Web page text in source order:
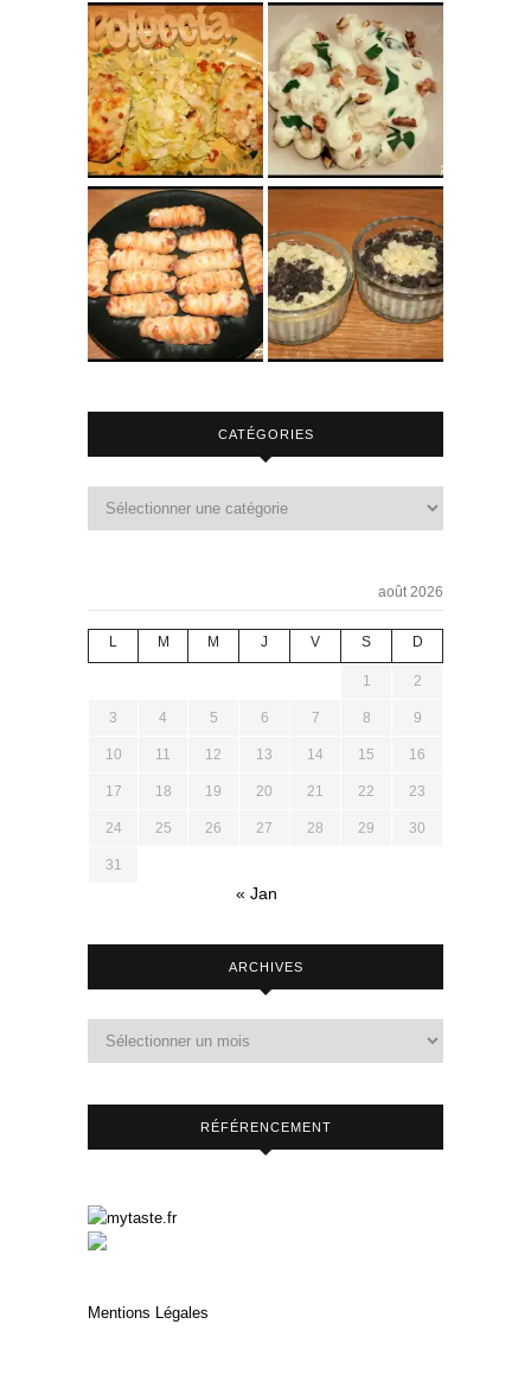
CATÉGORIES
août 2026
L M M J V S D
1 2
3 4 5 6 7 8 9
10 11 12 13 14 15 16
17 18 19 20 21 22 23
24 25 26 27 28 29 30
31
« Jan
ARCHIVES
RÉFÉRENCEMENT
Mentions Légales